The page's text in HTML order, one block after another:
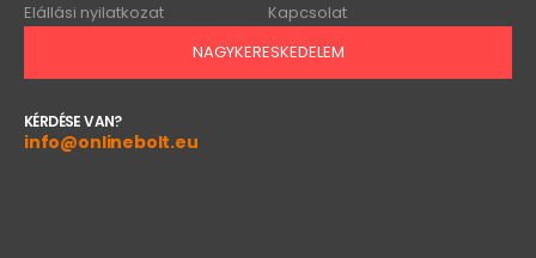
Elállási nyilatkozat
Kapcsolat
NAGYKERESKEDELEM
KÉRDÉSE VAN?
info@onlinebolt.eu